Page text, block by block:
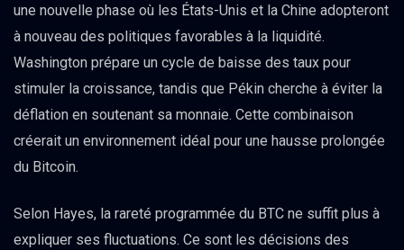
une nouvelle phase où les États-Unis et la Chine adopteront
à nouveau des politiques favorables à la liquidité.
Washington prépare un cycle de baisse des taux pour
stimuler la croissance, tandis que Pékin cherche à éviter la
déflation en soutenant sa monnaie. Cette combinaison
créerait un environnement idéal pour une hausse prolongée
du Bitcoin.
Selon Hayes, la rareté programmée du BTC ne suffit plus à
expliquer ses fluctuations. Ce sont les décisions des